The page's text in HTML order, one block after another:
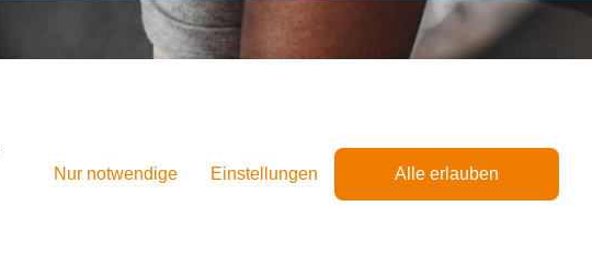
Nur notwendige Einstellungen Alle erlauben